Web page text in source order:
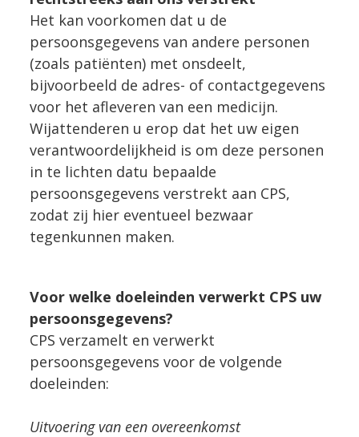
Het kan voorkomen dat u de
persoonsgegevens van andere personen
(zoals patiënten) met onsdeelt,
bijvoorbeeld de adres- of contactgegevens
voor het afleveren van een medicijn.
Wijattenderen u erop dat het uw eigen
verantwoordelijkheid is om deze personen
in te lichten datu bepaalde
persoonsgegevens verstrekt aan CPS,
zodat zij hier eventueel bezwaar
tegenkunnen maken.
Voor welke doeleinden verwerkt CPS uw
persoonsgegevens?
CPS verzamelt en verwerkt
persoonsgegevens voor de volgende
doeleinden:
Uitvoering van een overeenkomst